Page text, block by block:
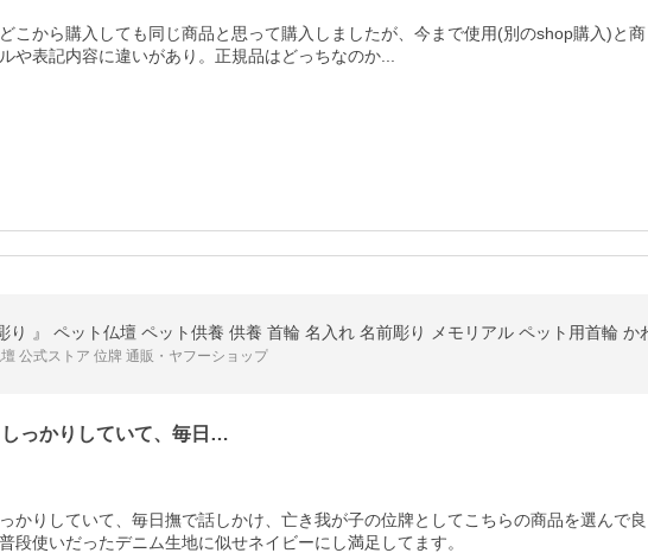
こから購入しても同じ商品と思って購入しましたが、今まで使用(別のshop購入)と商
や表記内容に違いがあり。正規品はどっちなのか...
公式ストア 位牌 通販・ヤフーショップ
っかりしていて、毎日…
かりしていて、毎日撫で話しかけ、亡き我が子の位牌としてこちらの商品を選んで良
段使いだったデニム生地に似せネイビーにし満足してます。